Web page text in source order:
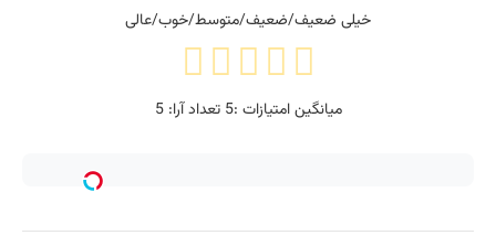
خیلی ضعیف/ضعیف/متوسط/خوب/عالی
میانگین امتیازات :5 تعداد آرا:5